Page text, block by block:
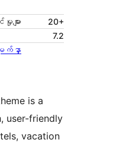
ျား
20+
7.2
က်နှာ
is a
user-friendly
vacation